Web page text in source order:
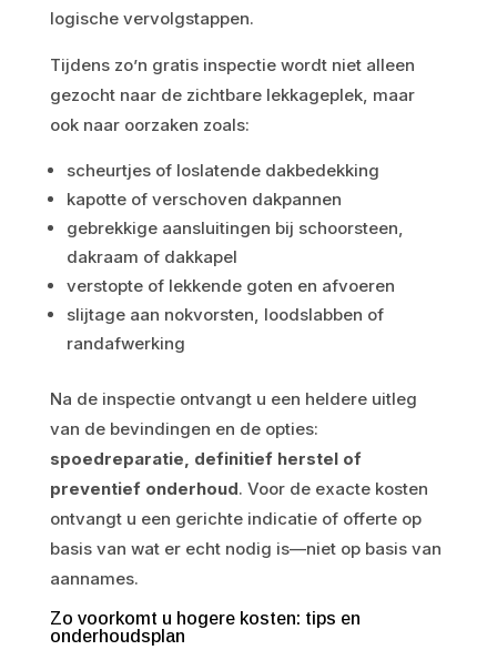
logische vervolgstappen.
Tijdens zo’n gratis inspectie wordt niet alleen
gezocht naar de zichtbare lekkageplek, maar
ook naar oorzaken zoals:
scheurtjes of loslatende dakbedekking
kapotte of verschoven dakpannen
gebrekkige aansluitingen bij schoorsteen,
dakraam of dakkapel
verstopte of lekkende goten en afvoeren
slijtage aan nokvorsten, loodslabben of
randafwerking
Na de inspectie ontvangt u een heldere uitleg
van de bevindingen en de opties:
spoedreparatie, definitief herstel of
preventief onderhoud. Voor de exacte kosten
ontvangt u een gerichte indicatie of offerte op
basis van wat er echt nodig is—niet op basis van
aannames.
Zo voorkomt u hogere kosten: tips en
onderhoudsplan